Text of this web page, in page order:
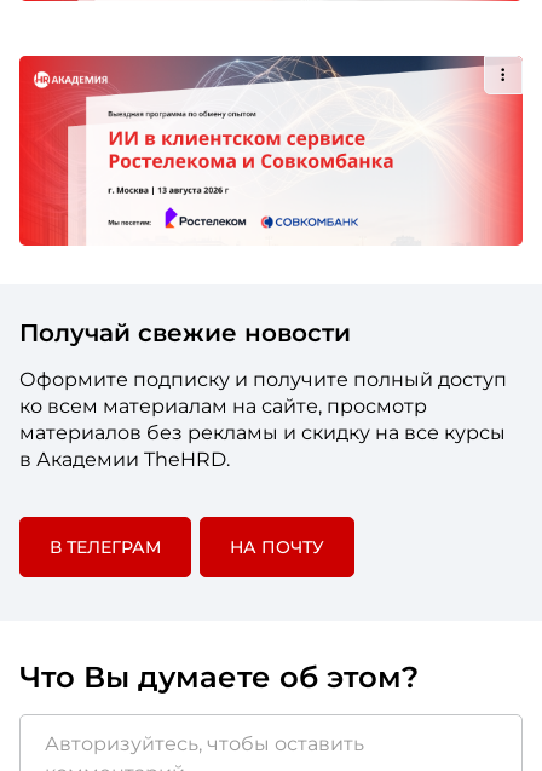
Получай свежие новости
Оформите подписку и получите полный доступ
ко всем материалам на сайте, просмотр
материалов без рекламы и скидку на все курсы
в Академии TheHRD.
В ТЕЛЕГРАМ НА ПОЧТУ
Что Вы думаете об этом?